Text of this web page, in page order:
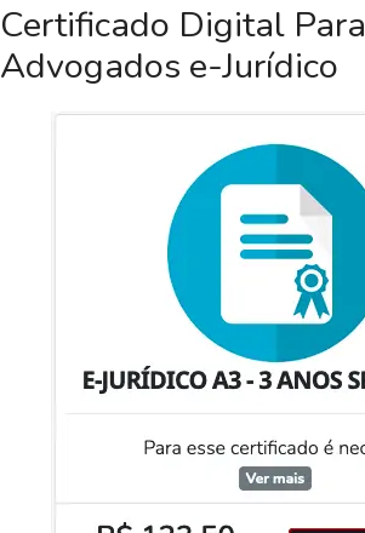
Certificado Digital Para
Advogados e-Jurídico